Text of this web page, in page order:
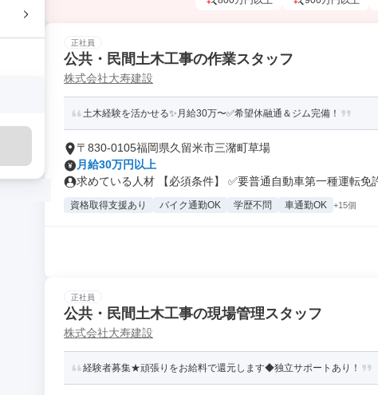
正社員
公共・民間土木工事の作業スタッフ
株式会社大寿建設
土木経験を活かせる✨月給30万〜✅希望休融通＆ジム完備！
〒830-0105福岡県久留米市三潴町草場
月給30万円以上
求めている人材 【必須条件】 ✅要普通自動車第一種運転免
資格取得支援あり バイク通勤OK 学歴不問 車通勤OK +15個
正社員
公共・民間土木工事の現場管理スタッフ
株式会社大寿建設
経験者募集★頑張りをお給料で還元します◆独立サポートあり！